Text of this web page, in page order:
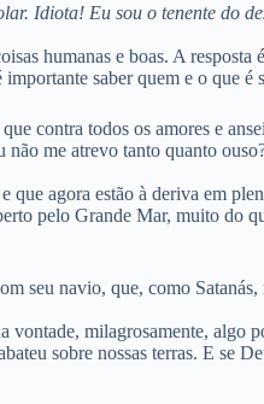
Idiota! Eu sou o tenente do
humanas e boas. A resposta
saber quem e o que é
contra todos os amores e
me atrevo tanto quanto
que agora estão à deriva em
pelo Grande Mar, muito do
seu navio, que, como
vontade, milagrosamente, algo
sobre nossas terras. E se